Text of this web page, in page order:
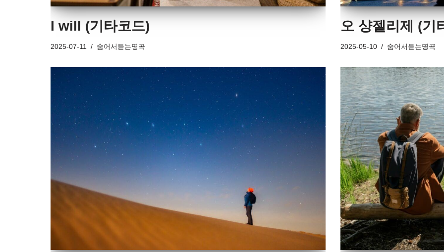
I will (기타코드)
2025-07-11 숨어서듣는명곡
오 샹젤리제 (기
2025-05-10 숨어서듣는명곡